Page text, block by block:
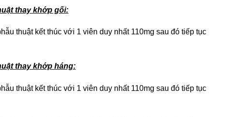
thay khớp gối:
thuật kết thúc với 1 viên duy nhất 110mg sau đó tiếp tục
thay khớp háng:
thuật kết thúc với 1 viên duy nhất 110mg sau đó tiếp tục